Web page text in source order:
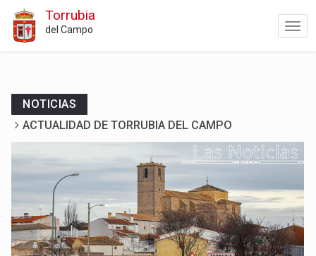
Torrubia
del Campo
NOTICIAS
ACTUALIDAD DE TORRUBIA DEL CAMPO